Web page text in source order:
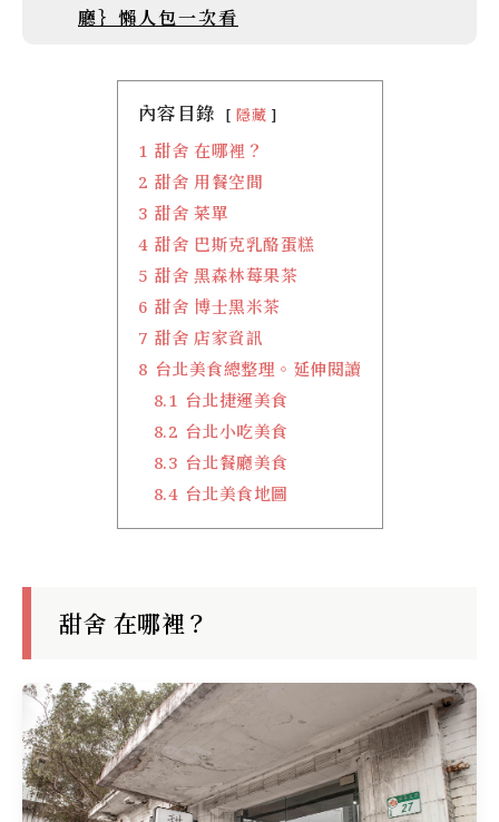
廳｝懶人包一次看
內容目錄 隱藏
1 甜舍 在哪裡？
2 甜舍 用餐空間
3 甜舍 菜單
4 甜舍 巴斯克乳酪蛋糕
5 甜舍 黑森林莓果茶
6 甜舍 博士黑米茶
7 甜舍 店家資訊
8 台北美食總整理。延伸閱讀
8.1 台北捷運美食
8.2 台北小吃美食
8.3 台北餐廳美食
8.4 台北美食地圖
甜舍 在哪裡？